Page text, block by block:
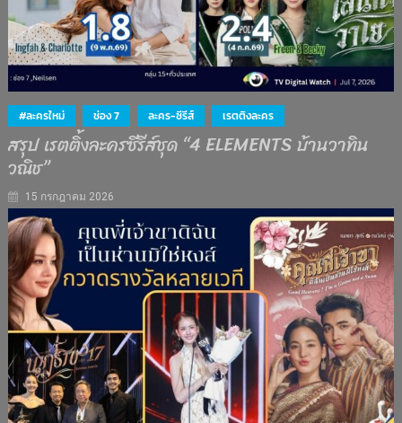
#ละครใหม่ ช่อง 7 ละคร-ซีรีส์ เรตติงละคร
สรุป เรตติ้งละครซีรีส์ชุด “4 ELEMENTS บ้านวาทิน
วณิช”
15 กรกฎาคม 2026